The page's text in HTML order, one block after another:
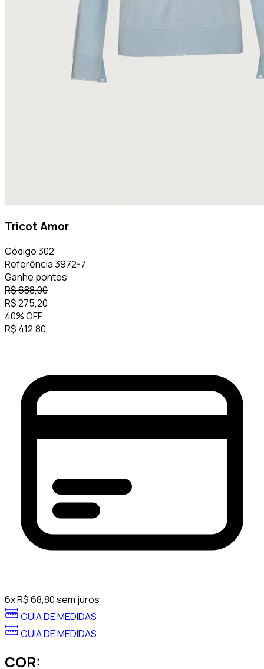
Tricot Amor
Código302
Referência3972-7
Ganhe pontos
R$688,00
R$275,20
40%OFF
R$ 412,80
6xR$68,80sem juros
GUIA DE MEDIDAS
GUIA DE MEDIDAS
COR: